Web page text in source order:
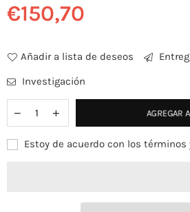
Precio
€150,70
Añadir a lista de deseos
Investigación
AGREGAR
Estoy de acuerdo con los términos